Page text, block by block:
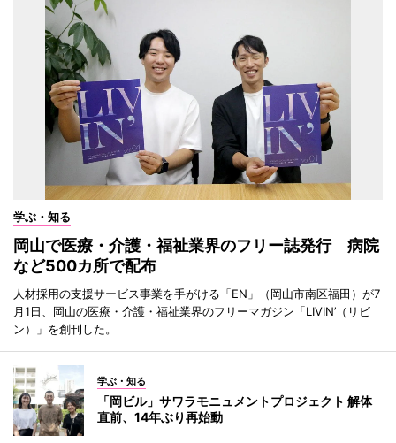
学ぶ・知る
岡山で医療・介護・福祉業界のフリー誌発行 病院
など500カ所で配布
人材採用の支援サービス事業を手がける「EN」（岡山市南区福田）が7
月1日、岡山の医療・介護・福祉業界のフリーマガジン「LIVIN’（リビ
ン）」を創刊した。
学ぶ・知る
「岡ビル」サワラモニュメントプロジェクト 解体
直前、14年ぶり再始動